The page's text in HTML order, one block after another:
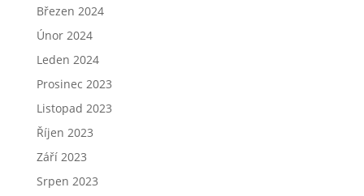
Březen 2024
Únor 2024
Leden 2024
Prosinec 2023
Listopad 2023
Říjen 2023
Září 2023
Srpen 2023